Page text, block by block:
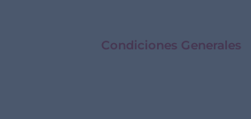
Condiciones Generales